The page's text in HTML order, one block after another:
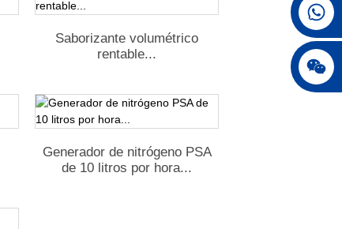
Saborizante volumétrico
rentable...
Generador de nitrógeno PSA
de 10 litros por hora...